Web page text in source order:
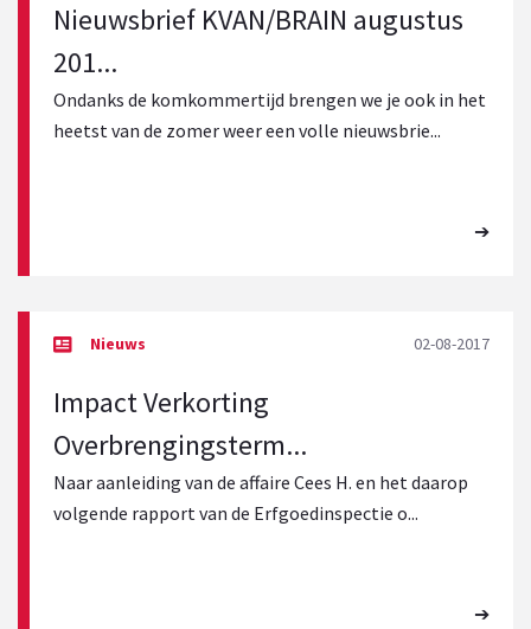
Nieuwsbrief KVAN/BRAIN augustus
201...
Ondanks de komkommertijd brengen we je ook in het
heetst van de zomer weer een volle nieuwsbrie...
02-08-2017
Impact Verkorting
Overbrengingsterm...
Naar aanleiding van de affaire Cees H. en het daarop
volgende rapport van de Erfgoedinspectie o...